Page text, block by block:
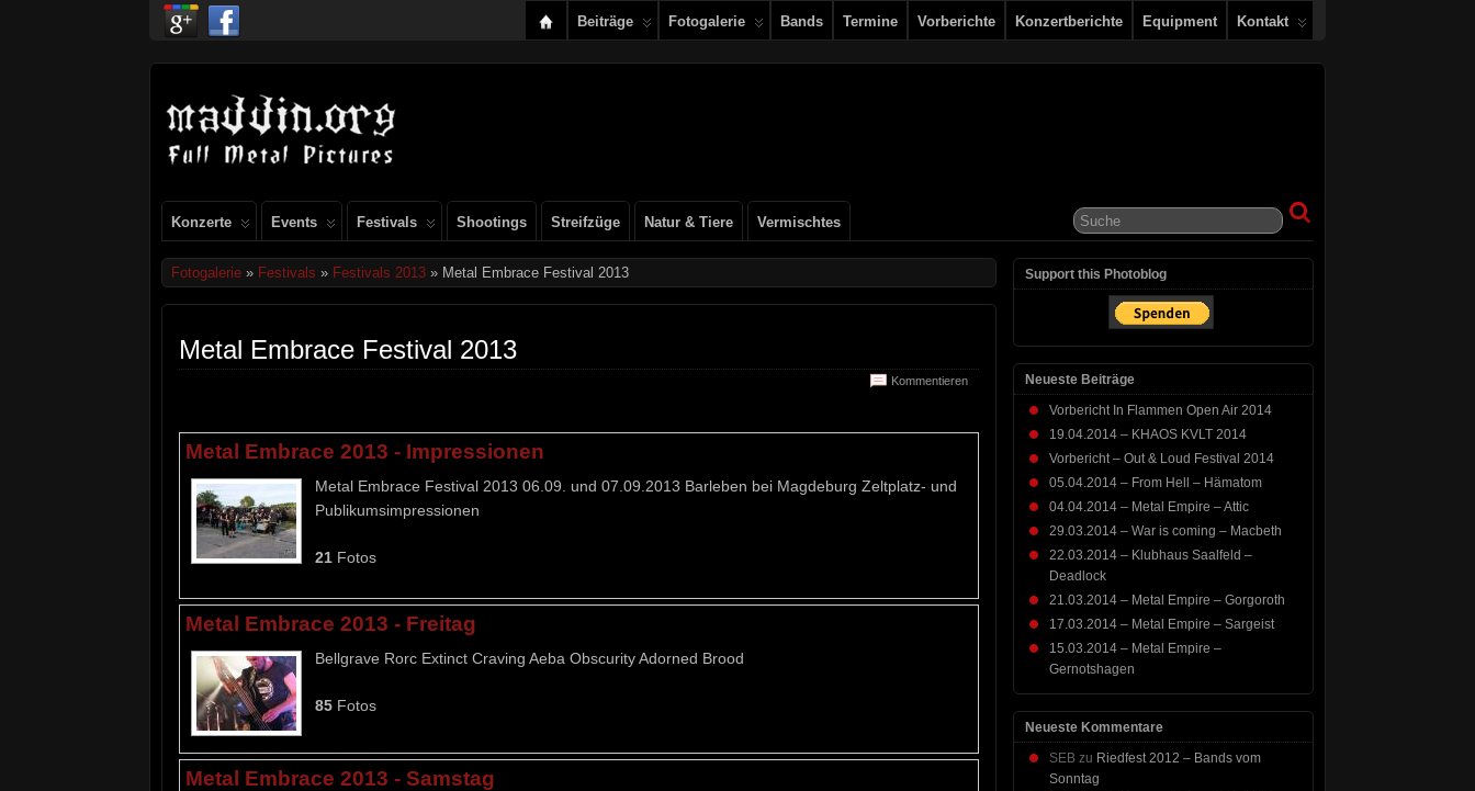
Beiträge Fotogalerie Bands Termine Vorberichte Konzertberichte Equipment Kontakt
Konzerte Events Festivals Shootings Streifzüge Natur & Tiere Vermischtes
Fotogalerie » Festivals » Festivals 2013 » Metal Embrace Festival 2013
Metal Embrace Festival 2013
Kommentieren
Metal Embrace 2013 - Impressionen
Metal Embrace Festival 2013 06.09. und 07.09.2013 Barleben bei Magdeburg Zeltplatz- und
Publikumsimpressionen
21 Fotos
Metal Embrace 2013 - Freitag
Bellgrave Rorc Extinct Craving Aeba Obscurity Adorned Brood
85 Fotos
Metal Embrace 2013 - Samstag
Support this Photoblog
Neueste Beiträge
Vorbericht In Flammen Open Air 2014
19.04.2014 – KHAOS KVLT 2014
Vorbericht – Out & Loud Festival 2014
05.04.2014 – From Hell – Hämatom
04.04.2014 – Metal Empire – Attic
29.03.2014 – War is coming – Macbeth
22.03.2014 – Klubhaus Saalfeld –
Deadlock
21.03.2014 – Metal Empire – Gorgoroth
17.03.2014 – Metal Empire – Sargeist
15.03.2014 – Metal Empire –
Gernotshagen
Neueste Kommentare
SEB zu Riedfest 2012 – Bands vom
Sonntag